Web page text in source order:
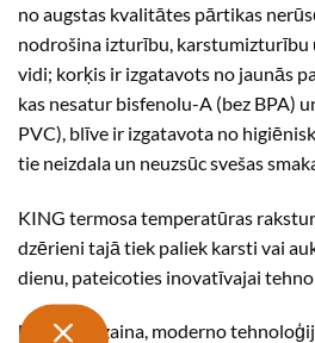
no augstas kvalitātes pārtikas
nodrošina izturību, karstumizturību
vidi; korķis ir izgatavots no jaunās
kas nesatur bisfenolu-A (bez BPA)
PVC), blīve ir izgatavota no
tie neizdala un neuzsūc svešas
KING termosa temperatūras
dzērieni tajā tiek paliek karsti vai
dienu, pateicoties inovatīvajai
Unikāla dizaina, moderno